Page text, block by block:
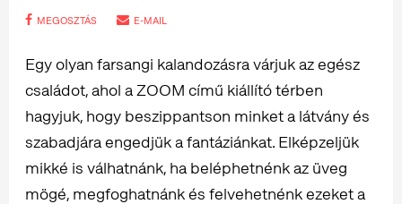
MEGOSZTÁS E-MAIL
Egy olyan farsangi kalandozásra várjuk az egész
családot, ahol a ZOOM című kiállító térben
hagyjuk, hogy beszippantson minket a látvány és
szabadjára engedjük a fantáziánkat. Elképzeljük
mikké is válhatnánk, ha beléphetnénk az üveg
mögé, megfoghatnánk és felvehetnénk ezeket a